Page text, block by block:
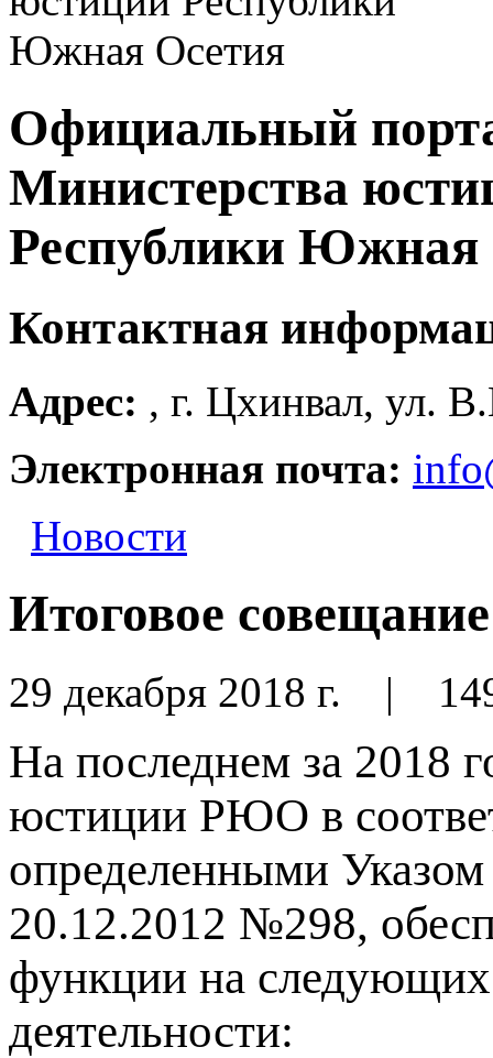
Официальный
Министерства
Республики Южная
Контактная
Адрес: , г. Цхинвал, ул.
Электронная почта:
Новости
Итоговое
29 декабря 2018 г. |
На последнем за 2018
юстиции РЮО в
определенными
20.12.2012 №298,
функции на
деятельности: